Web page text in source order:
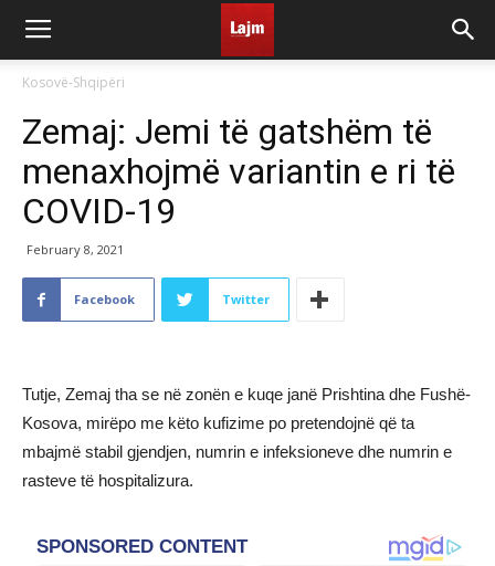
Kosovë-Shqipëri
Zemaj: Jemi të gatshëm të
menaxhojmë variantin e ri të
COVID-19
February 8, 2021
Facebook Twitter
Tutje, Zemaj tha se në zonën e kuqe janë Prishtina dhe Fushë-
Kosova, mirëpo me këto kufizime po pretendojnë që ta
mbajmë stabil gjendjen, numrin e infeksioneve dhe numrin e
rasteve të hospitalizura.